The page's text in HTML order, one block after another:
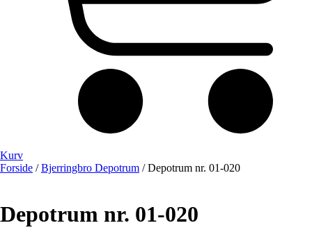
Kurv
Forside /Bjerringbro Depotrum / Depotrum nr. 01-020
Depotrum nr. 01-020